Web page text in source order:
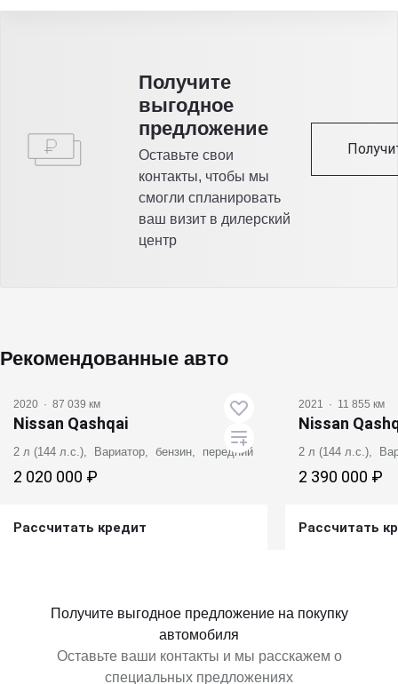
Получитe
выгодное
предложение
Оставьте свои
контакты, чтобы мы
смогли спланировать
ваш визит в дилерский
центр
Рекомендованные авто
2020 · 87 039 км
Nissan Qashqai
2 л (144 л.с.), Вариатор, бензин, передний
2 020 000 ₽
Рассчитать кредит
2021 · 11 855 км
Nissan
2 л (144 л.с.),
2 390 000 ₽
Рассчитать
Получите выгодное предложение на покупку
автомобиля
Оставьте ваши контакты и мы расскажем о
специальных предложениях